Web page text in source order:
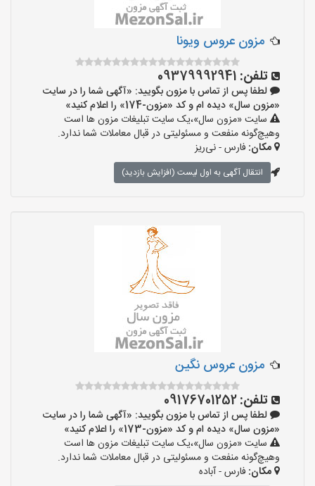
مزون عروس ویونا
تلفن: 09379992941
لطفا پس از تماس با مزون بگویید: «آگهی شما را در سایت
«مزون سال» دیده ام و کد «مزون-174» را اعلام کنید»
سایت «مزون سال»،یک سایت تبلیغات مزون ها است
وهیچ‌گونه منفعت و مسئولیتی در قبال معاملات شما ندارد.
مکان: فارس - نی‌ریز
انتقال آگهی به اول لیست (افزایش بازدید)
مزون عروس نگین
تلفن:09176701252
لطفا پس از تماس با مزون بگویید: «آگهی شما را در سایت
«مزون سال» دیده ام و کد «مزون-173» را اعلام کنید»
سایت «مزون سال»،یک سایت تبلیغات مزون ها است
وهیچ‌گونه منفعت و مسئولیتی در قبال معاملات شما ندارد.
مکان: فارس - آباده